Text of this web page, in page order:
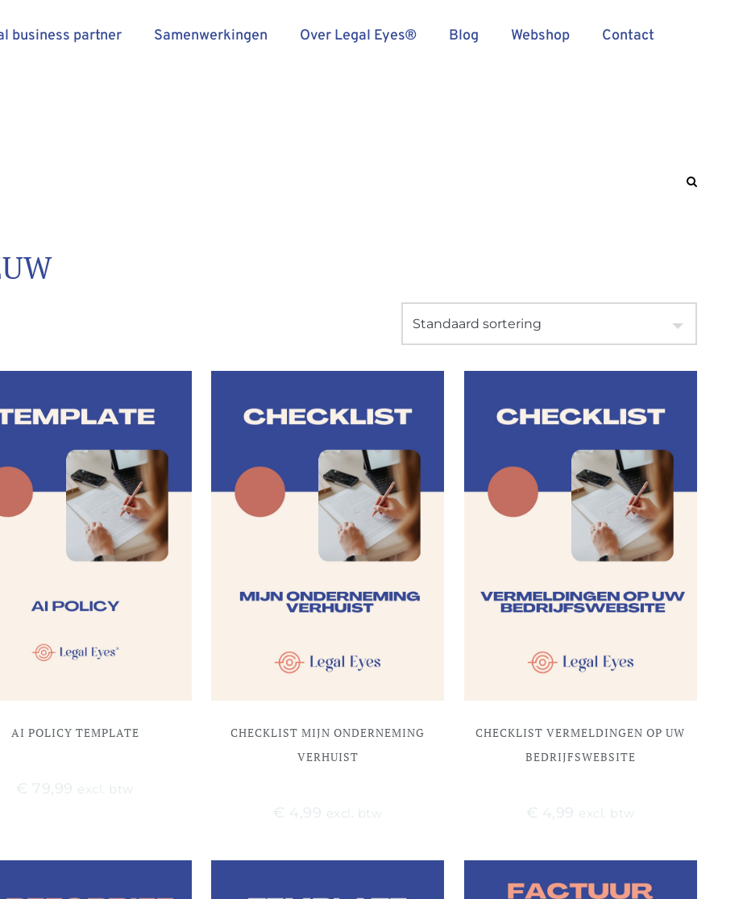
business partner Samenwerkingen Over Legal Eyes® Blog Webshop Contact
AI POLICY TEMPLATE
€ 79,99 excl. btw
CHECKLIST MIJN ONDERNEMING
VERHUIST
€ 4,99 excl. btw
CHECKLIST VERMELDINGEN OP UW
BEDRIJFSWEBSITE
€ 4,99 excl. btw